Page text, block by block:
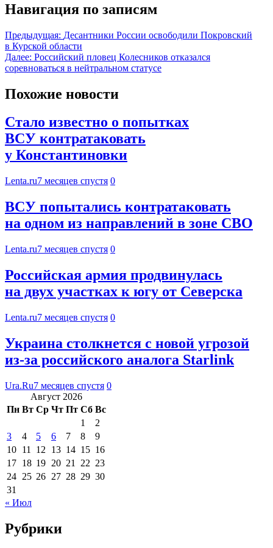
Навигация по записям
Предыдущая: Десантники России освободили Покровский
в Курской области
Далее: Российский пловец Колесников отказался
соревноваться в нейтральном статусе
Похожие новости
Стало известно о попытках
ВСУ контратаковать
у Константиновки
Lenta.ru7 месяцев спустя 0
ВСУ попытались контратаковать
на одном из направлений в зоне СВО
Lenta.ru7 месяцев спустя 0
Российская армия продвинулась
на двух участках к югу от Северска
Lenta.ru7 месяцев спустя 0
Украина столкнется с новой угрозой
из-за российского аналога Starlink
Ura.Ru7 месяцев спустя 0
Август 2026
Пн Вт Ср Чт Пт Сб Вс
1
2
3
4 5 6 7 8
9
10 11 12 13 14 15 16
17 18 19 20 21 22 23
24 25 26 27 28 29 30
31
« Июл
Рубрики